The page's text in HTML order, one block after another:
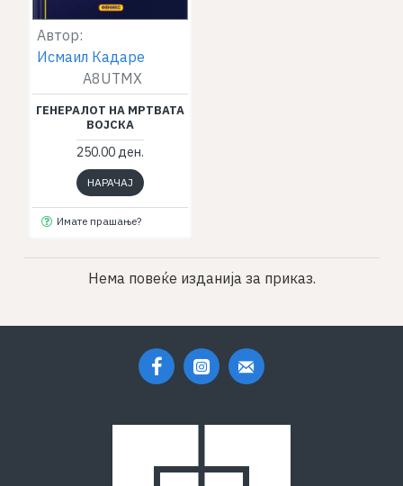
Автор:
Исмаил Кадаре
A8UTMX
ГЕНЕРАЛОТ НА МРТВАТА
ВОЈСКА
250.00 ден.
НАРАЧАЈ
Имате прашање?
Нема повеќе изданија за приказ.